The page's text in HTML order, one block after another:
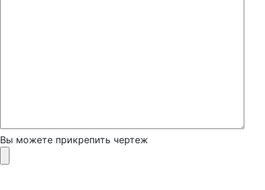
Вы можете прикрепить чертеж